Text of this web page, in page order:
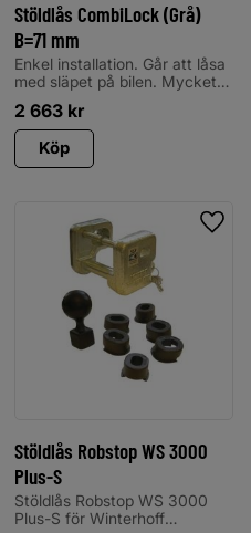
Stöldlås CombiLock (Grå)
B=71 mm
Enkel installation. Går att låsa
med släpet på bilen. Mycket
godkänt av
stöldskyddsföreningen och
alla försäkringsbolag.
2 663 kr
Köp
till i favoriter
Stöldlås Robstop WS 3000
Plus-S
Stöldlås Robstop WS 3000
Plus-S för Winterhoff